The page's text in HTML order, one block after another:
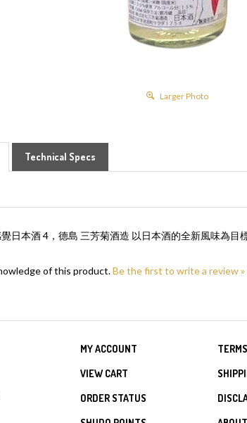
Larger Photo
Technical Specs
日本酒 4，德島 三芳菊酒造 以日本酒的全新風味為
of this product.Be the first to write a review »
MY ACCOUNT
VIEW CART
ORDER STATUS